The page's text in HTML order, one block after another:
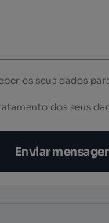
os seus dados
dos seus
Enviar